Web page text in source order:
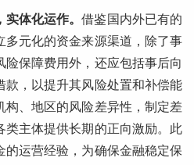
实体化运作。借鉴国内外已有的
多元化的资金来源渠道，除了事
保障费用外，还应包括事后向
款，以提升其风险处置和补偿能
构、地区的风险差异性，制定差
类主体提供长期的正向激励。此
的运营经验，为确保金融稳定保